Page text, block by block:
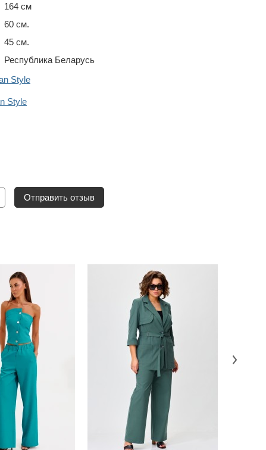
164 см
60 см.
45 см.
Республика Беларусь
Style
Style
Отправить отзыв